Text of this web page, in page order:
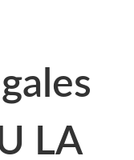
LA